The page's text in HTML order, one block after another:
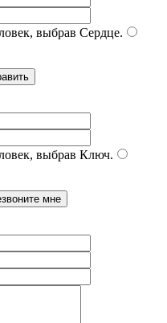
выбрав Сердце.
выбрав Ключ.